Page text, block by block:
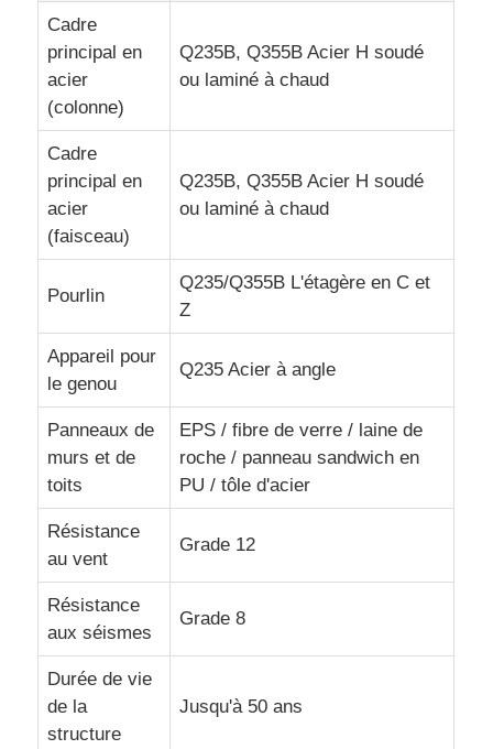
Construction commerciale en acier
Structures minières
Hangar pour avions en structure d'acier
Matériau de construction en acier
Poulailler à structure métallique
Structure en acier tour réservoir d'eau
Construction du bâtiment de la structure en acier
Structure en acier revêtu de poudre
Cadre
principal en
acier
(colonne)
Q235B, Q355B Acier H soudé
ou laminé à chaud
Cadre
principal en
acier
(faisceau)
Q235B, Q355B Acier H soudé
ou laminé à chaud
Pourlin
Q235/Q355B L'étagère en C et
Z
Appareil pour
le genou
Q235 Acier à angle
Panneaux de
murs et de
toits
EPS / fibre de verre / laine de
roche / panneau sandwich en
PU / tôle d'acier
Résistance
au vent
Grade 12
Résistance
aux séismes
Grade 8
Durée de vie
de la
structure
Jusqu'à 50 ans